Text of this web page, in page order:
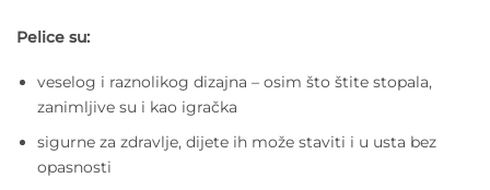
Pelice su:
veselog i raznolikog dizajna – osim što štite stopala,
zanimljive su i kao igračka
sigurne za zdravlje, dijete ih može staviti i u usta bez
opasnosti